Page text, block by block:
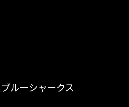
ルーシャークス